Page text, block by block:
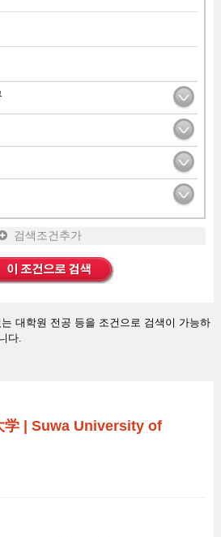
검색조건추가
대학원 전공 등을 조건으로 검색이 가능하
다.
学| Suwa University of